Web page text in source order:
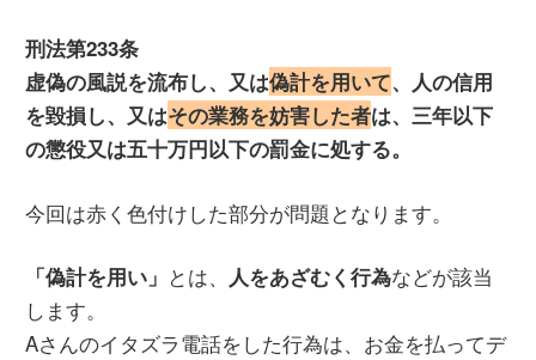
刑法第233条
虚偽の風説を流布し、又は偽計を用いて、人の信用
を毀損し、又はその業務を妨害した者は、三年以下
の懲役又は五十万円以下の罰金に処する。
今回は赤く色付けした部分が問題となります。
「偽計を用い」 とは、 人をあざむく行為などが該当
します。
Aさんのイタズラ電話をした行為は、お金を払ってデ